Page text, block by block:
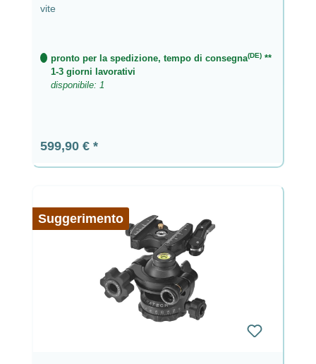
vite
pronto per la spedizione, tempo di consegna(DE) **
1-3 giorni lavorativi
disponibile: 1
Prezzo normale:
599,90 €
Suggerimento